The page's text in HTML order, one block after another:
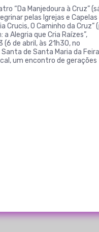
“Da Manjedoura à Cruz”
pelas Igrejas e
Crucis, O Caminho da
Alegria que Cria Raízes”,
de abril, às 21h30, no
de Santa Maria da Feira
um encontro de gerações